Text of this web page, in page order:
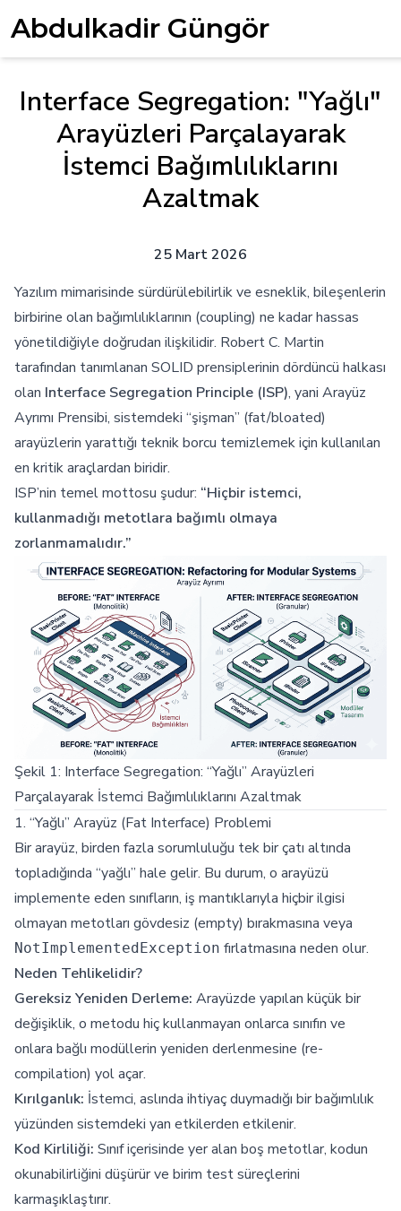
Abdulkadir Güngör
Interface Segregation: "Yağlı"
Arayüzleri Parçalayarak
İstemci Bağımlılıklarını
Azaltmak
25 Mart 2026
Yazılım mimarisinde sürdürülebilirlik ve esneklik, bileşenlerin
birbirine olan bağımlılıklarının (coupling) ne kadar hassas
yönetildiğiyle doğrudan ilişkilidir. Robert C. Martin
tarafından tanımlanan SOLID prensiplerinin dördüncü halkası
olan Interface Segregation Principle (ISP), yani Arayüz
Ayrımı Prensibi, sistemdeki “şişman” (fat/bloated)
arayüzlerin yarattığı teknik borcu temizlemek için kullanılan
en kritik araçlardan biridir.
ISP’nin temel mottosu şudur: “Hiçbir istemci,
kullanmadığı metotlara bağımlı olmaya
zorlanmamalıdır.”
Şekil 1: Interface Segregation: “Yağlı” Arayüzleri
Parçalayarak İstemci Bağımlılıklarını Azaltmak
1. “Yağlı” Arayüz (Fat Interface) Problemi
Bir arayüz, birden fazla sorumluluğu tek bir çatı altında
topladığında “yağlı” hale gelir. Bu durum, o arayüzü
implemente eden sınıfların, iş mantıklarıyla hiçbir ilgisi
olmayan metotları gövdesiz (empty) bırakmasına veya
NotImplementedException fırlatmasına neden olur.
Neden Tehlikelidir?
Gereksiz Yeniden Derleme: Arayüzde yapılan küçük bir
değişiklik, o metodu hiç kullanmayan onlarca sınıfın ve
onlara bağlı modüllerin yeniden derlenmesine (re-
compilation) yol açar.
Kırılganlık: İstemci, aslında ihtiyaç duymadığı bir bağımlılık
yüzünden sistemdeki yan etkilerden etkilenir.
Kod Kirliliği: Sınıf içerisinde yer alan boş metotlar, kodun
okunabilirliğini düşürür ve birim test süreçlerini
karmaşıklaştırır.